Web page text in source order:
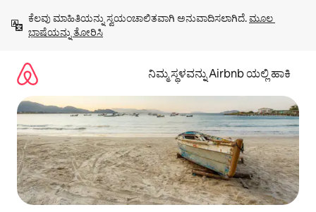
ಹೋಗಿ
ಕೆಲವು ಮಾಹಿತಿಯನ್ನು ಸ್ವಯಂಚಾಲಿತವಾಗಿ ಅನುವಾದಿಸಲಾಗಿದೆ. ಮೂಲ
ಭಾಷೆಯನ್ನು ತೋರಿಸಿ
ನಿಮ್ಮ ಸ್ಥಳವನ್ನು Airbnb ಯಲ್ಲಿ ಹಾಕಿ